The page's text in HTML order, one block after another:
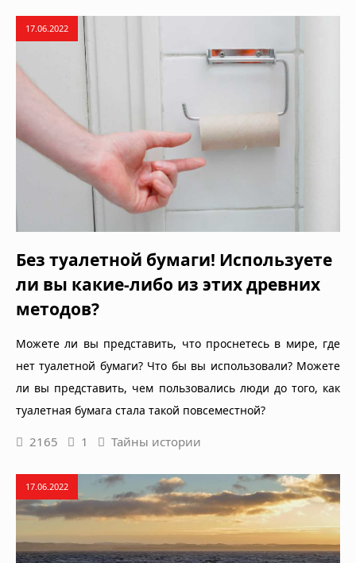
17.06.2022
Без туалетной бумаги! Используете
ли вы какие-либо из этих древних
методов?
Можете ли вы представить, что проснетесь в мире, где
нет туалетной бумаги? Что бы вы использовали? Можете
ли вы представить, чем пользовались люди до того, как
туалетная бумага стала такой повсеместной?
2165 1 Тайны истории
17.06.2022